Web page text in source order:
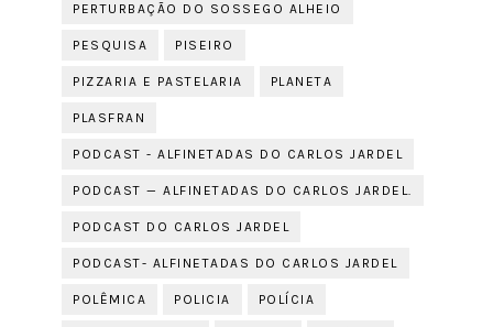
PERTURBAÇÃO DO SOSSEGO ALHEIO
PESQUISA PISEIRO
PIZZARIA E PASTELARIA PLANETA
PLASFRAN
PODCAST - ALFINETADAS DO CARLOS JARDEL
PODCAST — ALFINETADAS DO CARLOS JARDEL.
PODCAST DO CARLOS JARDEL
PODCAST- ALFINETADAS DO CARLOS JARDEL
POLÊMICA POLICIA POLÍCIA